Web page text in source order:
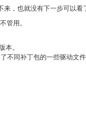
，也就没有下一步可以看
管用。
本。
同补丁包的一些驱动文